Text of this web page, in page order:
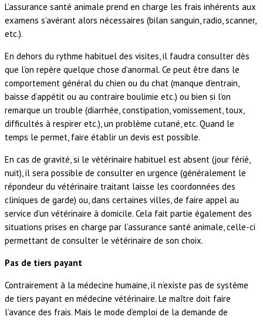
L’assurance santé animale prend en charge les frais inhérents aux
examens s’avérant alors nécessaires (bilan sanguin, radio, scanner,
etc.).
En dehors du rythme habituel des visites, il faudra consulter dès
que l’on repère quelque chose d’anormal. Ce peut être dans le
comportement général du chien ou du chat (manque d’entrain,
baisse d’appétit ou au contraire boulimie etc.) ou bien si l’on
remarque un trouble (diarrhée, constipation, vomissement, toux,
difficultés à respirer etc.), un problème cutané, etc. Quand le
temps le permet, faire établir un devis est possible.
En cas de gravité, si le vétérinaire habituel est absent (jour férié,
nuit), il sera possible de consulter en urgence (généralement le
répondeur du vétérinaire traitant laisse les coordonnées des
cliniques de garde) ou, dans certaines villes, de faire appel au
service d’un vétérinaire à domicile. Cela fait partie également des
situations prises en charge par l’assurance santé animale, celle-ci
permettant de consulter le vétérinaire de son choix.
Pas de tiers payant
Contrairement à la médecine humaine, il n’existe pas de système
de tiers payant en médecine vétérinaire. Le maître doit faire
l’avance des frais. Mais le mode d’emploi de la demande de